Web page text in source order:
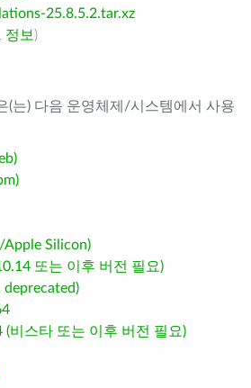
25.8.5.2.tar.xz
정보 )
(는) 다음 운영체제/시스템에서 사용
Apple Silicon)
또는 이후 버전 필요)
비스타 또는 이후 버전 필요)